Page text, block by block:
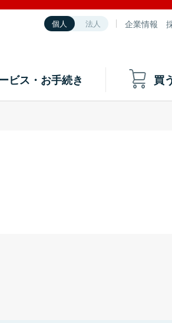
個人 法人 企業情報
ビス・お手続き 買う